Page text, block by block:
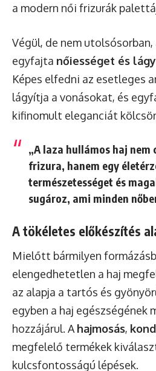
a modern női frizurák
Végül, de nem utolsósorban,
egyfajta nőiességet és
Képes elfedni az esetleges
lágyítja a vonásokat, és
kifinomult eleganciát
„A laza hullámos haj nem
frizura, hanem egy
természetességet és
sugároz, ami minden
A tökéletes előkészítés
Mielőtt bármilyen
elengedhetetlen a haj
az alapja a tartós és
egyben a haj egészségének
hozzájárul. A hajmosás,
megfelelő termékek
kulcsfontosságú lépések.